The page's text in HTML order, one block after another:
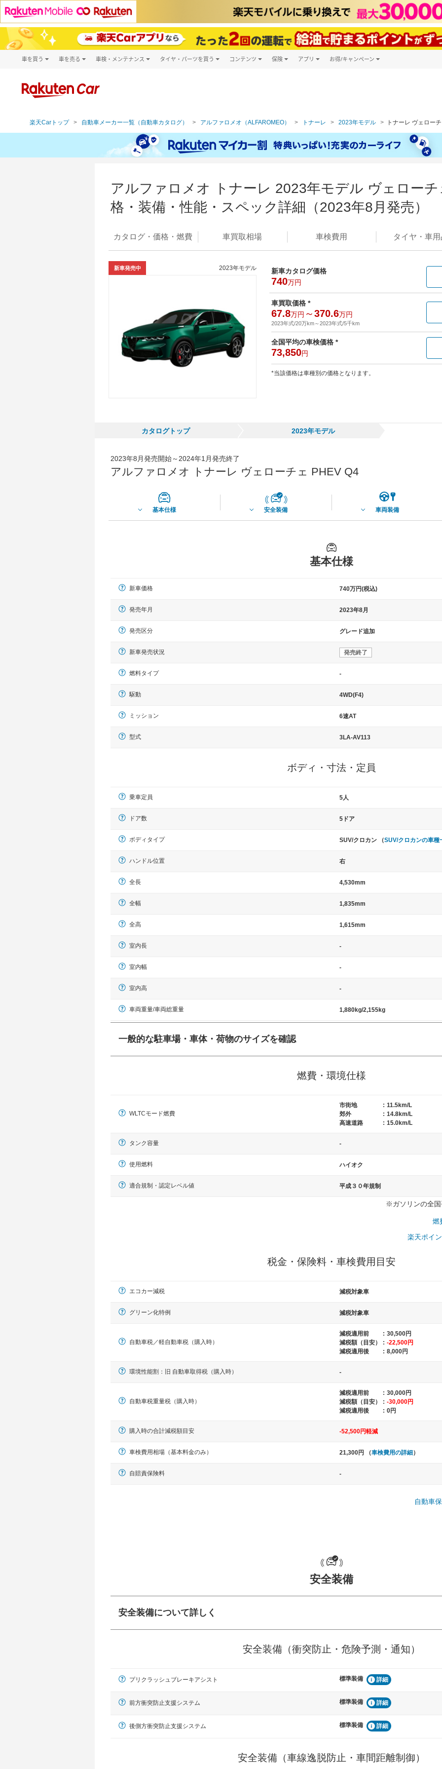
車を買う
新車
車を売る 車検・メンテナンス タイヤ・パーツを買う コンテンツ 保険 アプリ お得/キャンペーン
楽天Carトップ 自動車メーカー一覧（自動車カタログ） アルファロメオ（ALFAROMEO） トナーレ 2023年モデル トナーレ ヴェロー
アルファロメオ トナーレ 2023年モデル ヴェロー
格・装備・性能・スペック詳細（2023年8月発売）
カタログ・価格・燃費 車買取相場 車検費用 タイヤ・ 車用
新車発売中 2023年モデル 新車カタログ価格
740万円
車買取価格 *
67.8万円 ～370.6万円
2023年式/20万km～2023年式/5千km
全国平均の車検価格 *
73,850円
*当該価格は車種別の価格となります。
カタログトップ 2023年モデル
2023年8月発売開始～2024年1月発売終了
アルファロメオ トナーレ ヴェローチェ PHEV Q4
基本仕様 安全装備 車両装備
基本仕様
新車価格 740万円(税込)
発売年月 2023年8月
発売区分 グレード追加
新車発売状況 発売終了
燃料タイプ -
駆動 4WD(F4)
ミッション 6速AT
型式 3LA-AV113
ボディ・寸法・定員
乗車定員 5人
ドア数 5ドア
ボディタイプ SUV/クロカン （SUV/クロカンの車種
ハンドル位置 右
全長 4,530mm
全幅 1,835mm
全高 1,615mm
室内長 -
室内幅 -
室内高 -
車両重量/車両総重量 1,880kg/2,155kg
一般的な駐車場・車体・荷物のサイズを確認
幅 5,000mmというサイズが標準値（最低値）とされる事が多いようです。
軽自動車
N-BOX、ワゴンR、タント、アルト など
ノア、セレナ、プリウス、カローラ、ステ
クラウン、
ハイエース
燃費・環境仕様
WLTCモード燃費
市街地 : 11.5km/L
郊外
: 14.8km/L
高速道路
: 15.0km/L
タンク容量 -
使用燃料 ハイオク
適合規制・認定レベル値 平成３０年規制
※ガソリンの全
燃
楽天ポイ
税金・保険料・車検費用目安
エコカー減税 減税対象車
グリーン化特例 減税対象車
自動車税／軽自動車税（購入時）
減税適用前 : 30,500円
減税額（目安）
: -22,500円
減税適用後
: 8,000円
環境性能割：旧 自動車取得税（購入時） -
自動車税重量税（購入時）
減税適用前 : 30,000円
減税額（目安）
: -30,000円
減税適用後
: 0円
購入時の合計減税額目安 -52,500円軽減
車検費用相場（基本料金のみ） 21,300円 （車検費用の詳細 ）
自賠責保険料 -
自動車
安全装備
安全装備について詳しく
前走車や歩行者との衝突を回避するプリクラッシュブレ
ーキアシスト、ABSなどが装備されています。
見えにくい場所に潜む
テムなどが装備されて
車線逸脱防止
プアシストなどが装備されています
車間距離制御
ブ・クルーズ・コント
運転・駐車支援
衝撃軽減
ルトなどが装備されて
安全装備（衝突防止・危険予測・通知）
プリクラッシュブレーキアシスト 標準装備 詳細
前方衝突防止支援システム 標準装備 詳細
後側方衝突防止支援システム 標準装備 詳細
安全装備（車線逸脱防止・車間距離制御）